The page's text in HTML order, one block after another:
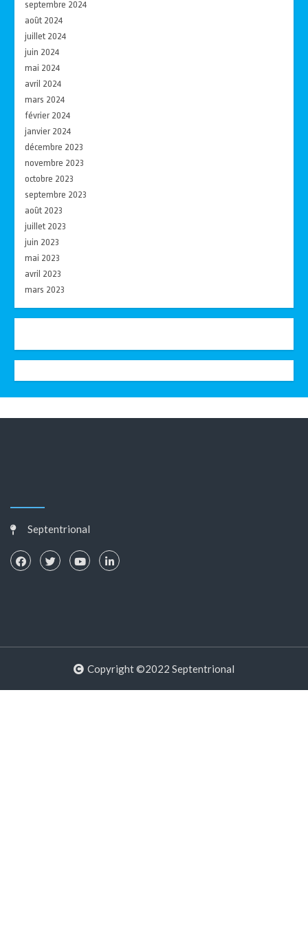
septembre 2024
août 2024
juillet 2024
juin 2024
mai 2024
avril 2024
mars 2024
février 2024
janvier 2024
décembre 2023
novembre 2023
octobre 2023
septembre 2023
août 2023
juillet 2023
juin 2023
mai 2023
avril 2023
mars 2023
Septentrional
Copyright ©2022 Septentrional